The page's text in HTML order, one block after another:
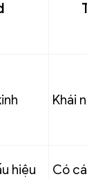
Khái
hiệu
Có